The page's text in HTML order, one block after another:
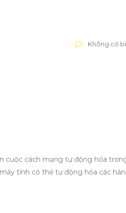
Không có
cuộc cách mạng tự động hóa
tính có thể tự động hóa các